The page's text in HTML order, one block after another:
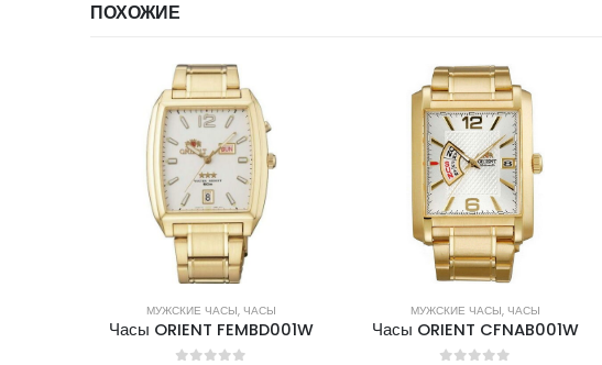
ПОХОЖИЕ
МУЖСКИЕ ЧАСЫ, ЧАСЫ
Часы ORIENT FEMBD001W
МУЖСКИЕ ЧАСЫ, ЧАСЫ
Часы ORIENT CFNAB001W